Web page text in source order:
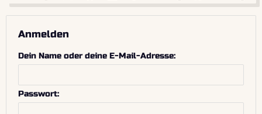
Anmelden
Dein Name oder deine E-Mail-Adresse
Passwort